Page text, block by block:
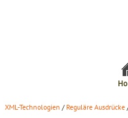
XML-Technologien / Reguläre Ausdrücke